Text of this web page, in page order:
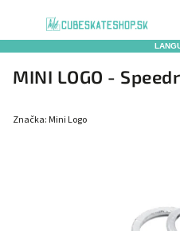
MINI LOGO -
Značka: Mini Logo